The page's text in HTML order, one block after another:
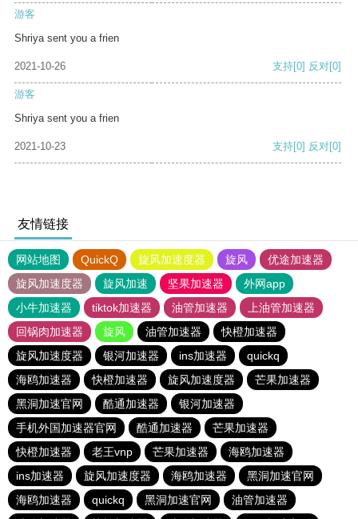
游客
Shriya sent you a frien
2021-10-26 支持[0] 反对[0]
游客
Shriya sent you a frien
2021-10-23 支持[0] 反对[0]
友情链接
网站地图 QuickQ 旋风加速度器 旋风
优途加速器
旋风加速度器
旋风加速 坚果加速器
外网app
小牛加速器
tiktok加速器 油管加速器
上油管加速器
回锅肉加速器
旋风 油管加速器
快橙加速器
旋风加速度器
银河加速器 ins加速器
quickq
海鸥加速器
快橙加速器 旋风加速度器
芒果加速器
黑洞加速官网
酷通加速器
银河加速器
手机外国加速器官网
酷通加速器
芒果加速器
快橙加速器
老王vnp 芒果加速器
海鸥加速器
ins加速器
旋风加速度器 海鸥加速器
黑洞加速官网
海鸥加速器
quickq 黑洞加速官网
油管加速器